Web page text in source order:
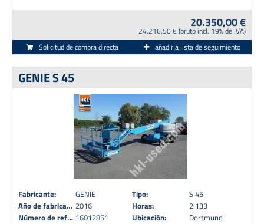
20.350,00 €
24.216,50 € (bruto incl. 19% de IVA)
Solicitud de compra directa
añadir a lista de seguimiento
GENIE S 45
Fabricante: GENIE Tipo:
S 45
Año de fabricación: 2016 Horas:
2.133
Número de referencia: 16012851 Ubicación: Dortmund